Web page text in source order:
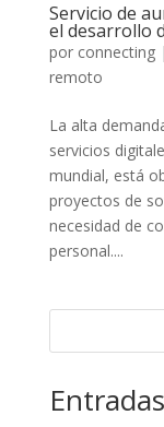
Servicio de
el desarrollo
por connecting|
remoto
La alta
servicios
mundial, está
proyectos de
necesidad de
personal....